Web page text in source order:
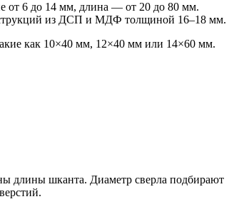
от 6 до 14 мм, длина — от 20 до 80 мм.
из ДСП и МДФ толщиной 16–18 мм.
как 10×40 мм, 12×40 мм или 14×60 мм.
длины шканта. Диаметр сверла подбирают